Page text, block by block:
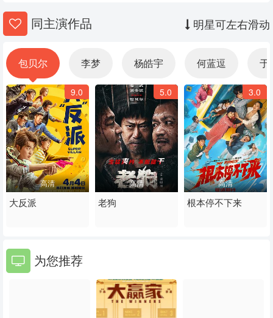
同主演作品 明星可左右滑动
包贝尔 李梦 杨皓宇 何蓝逗 于
9.0
高清
大反派
5.0
高清
老狗
3.0
高清
根本停不下来
为您推荐